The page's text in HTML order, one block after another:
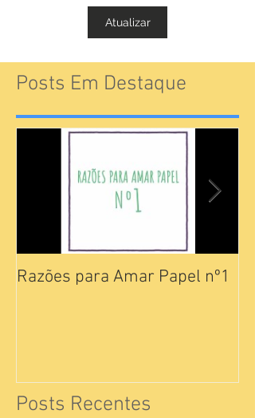
Atualizar
Posts Em Destaque
Razões para Amar Papel nº1
Posts Recentes